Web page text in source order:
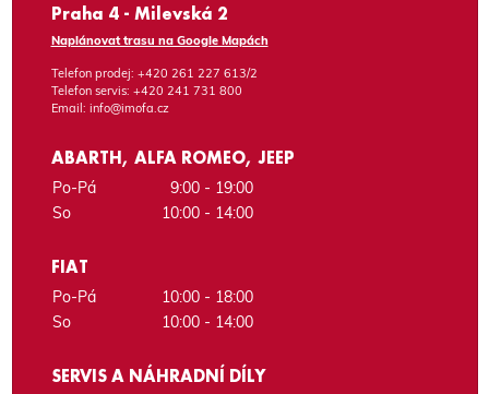
Praha 4 - Milevská 2
Naplánovat trasu na Google Mapách
Telefon prodej: +420 261 227 613/2
Telefon servis: +420 241 731 800
Email: info@imofa.cz
ABARTH, ALFA ROMEO, JEEP
Po-Pá
9:00 - 19:00
So
10:00 - 14:00
FIAT
Po-Pá
10:00 - 18:00
So
10:00 - 14:00
SERVIS A NÁHRADNÍ DÍLY